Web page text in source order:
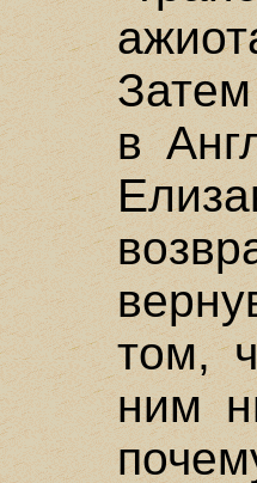
в
том,
ним